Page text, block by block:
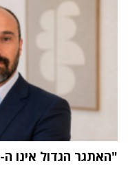
"האתגר הגדול אינו ה-AI אלא הטמעתה בארגון"